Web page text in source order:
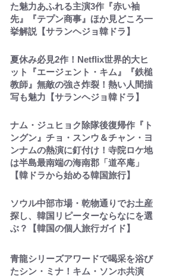
た魅力あふれる主演3作『赤い袖
先』『テプン商事』ほか見どころ一
挙解説【サランヘジョ韓ドラ】
夏休み必見2作！Netflix世界的大ヒ
ット『エージェント・キム』『鉄槌
教師』無敵の強さ炸裂！熱い人間描
写も魅力【サランヘジョ韓ドラ】
ナム・ジュヒョク除隊後復帰作『ト
ングン』チョ・スンウ＆チャン・ヨ
ンナムの熱演に釘付け！寺院ロケ地
は半島最南端の海南郡「道卒庵」
【韓ドラから始める韓国旅行】
ソウル中部市場・乾物通りでお土産
探し、韓国リピーターならなにを選
ぶ？【韓国の個人旅行ガイド】
青龍シリーズアワードで喝采を浴び
たシン・ミナ！キム・ソンホ共演